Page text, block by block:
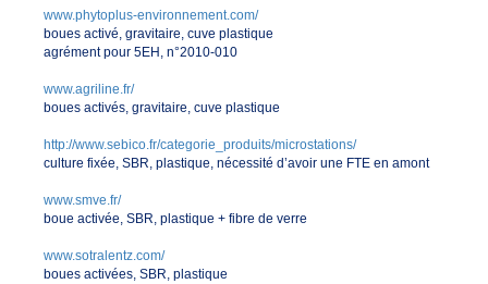
www.phytoplus-environnement.com/
boues activé, gravitaire, cuve plastique
agrément pour 5EH, n°2010-010
www.agriline.fr/
boues activés, gravitaire, cuve plastique
http://www.sebico.fr/categorie_produits/microstations/
culture fixée, SBR, plastique, nécessité d’avoir une FTE en amont
www.smve.fr/
boue activée, SBR, plastique + fibre de verre
www.sotralentz.com/
boues activées, SBR, plastique